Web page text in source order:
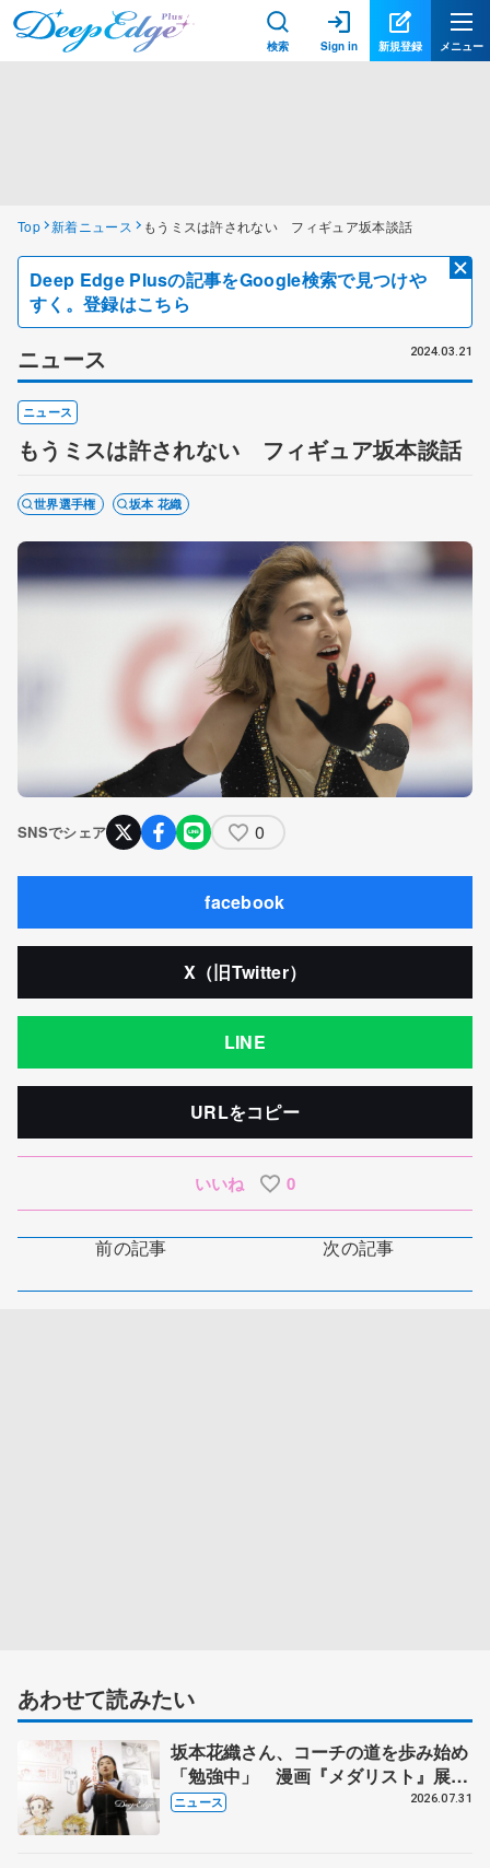
検索 Sign in 新規登録 メニュー
Top 新着ニュース もうミスは許されない フィギュア坂本談話
Deep Edge Plusの記事をGoogle検索で見つけや
すく。登録はこちら
ニュース 2024.03.21
ニュース
もうミスは許されない フィギュア坂本談話
世界選手権 坂本 花織
SNSでシェア 0
facebook
X（旧Twitter）
LINE
URLをコピー
いいね 0
前の記事 次の記事
あわせて読みたい
坂本花織さん、コーチの道を歩み始め
「勉強中」 漫画『メダリスト』展覧
会で子どもたちにエール
ニュース 2026.07.31